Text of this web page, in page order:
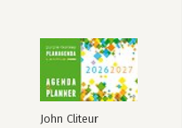
John Cliteur